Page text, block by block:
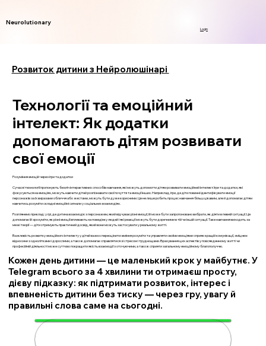
Neurolutionary
Login
Розвиток дитини з Нейролюшінарі
Технології та емоційний
інтелект: Як додатки
допомагають дітям розвивати
свої емоції
Кожен день дитини — це маленький крок у майбутнє. У
Telegram всього за 4 хвилини ти отримаєш просту,
дієву підказку: як підтримати розвиток, інтерес і
впевненість дитини без тиску — через гру, увагу й
правильні слова саме на сьогодні.
Розуміння емоцій через ігри та додатки
Сучасні технології пропонують безліч інтерактивних способів навчання, які можуть допомогти дітям розвивати емоційний інтелект. Ігри та додатки, які
фокусуються на емоціях, можуть навчити дітей розпізнавати свої почуття та емоції інших. Наприклад, ігри, де діти повинні ідентифікувати емоції
персонажів за їх виразами обличчя або жестами, можуть бути дуже корисними. Це не лише робить процес навчання більш цікавим, але й допомагає дітям
навчитись розуміти складні емоційні сигнали у соціальних взаємодіях.
Розглянемо приклад: у грі, де дитина взаємодіє з персонажем, який відчуває різні емоції, їй може бути запропоновано вибрати, як діяти в певній ситуації. Це
допомагає їй зрозуміти, як різні емоції впливають на поведінку людей і які реакції можуть бути доречними в тій чи іншій ситуації. Таке навчання виходить за
межі теорії — діти отримують практичний досвід, який вони можуть застосувати у реальному житті.
Важливість розвитку емоційного інтелекту у дітей важко переоцінити: вміння розуміти та управляти своїми емоціями сприяє кращій комунікації, зміцнює
відносини з однолітками і дорослими, а також допомагає справлятися зі стресом і труднощами. Врахування цих аспектів у повсякденному житті чи
професійній діяльності може суттєво покращити якість взаємодії з оточуючими, а також сприяти загальному емоційному благополуччю.